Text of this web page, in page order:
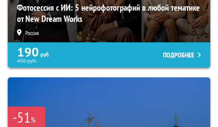
Фотосессия с ИИ: 5 нейрофотографий в любой тематике
от New Dream Works
Россия
190 руб.
490руб.
ПОДРОБНЕЕ
-51%